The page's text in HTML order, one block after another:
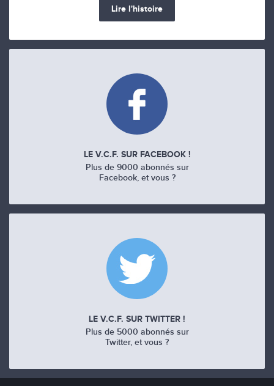
Lire l'histoire
LE V.C.F. SUR FACEBOOK !
Plus de 9000 abonnés sur
Facebook, et vous ?
LE V.C.F. SUR TWITTER !
Plus de 5000 abonnés sur
Twitter, et vous ?